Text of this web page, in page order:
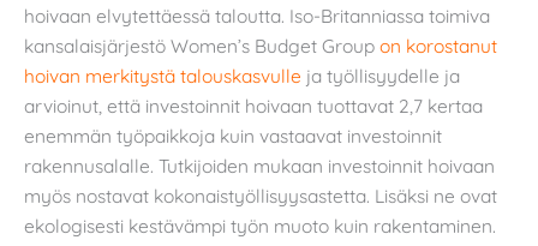
hoivaan elvytettäessä taloutta. Iso-Britanniassa toimiva
kansalaisjärjestö Women’s Budget Group on korostanut
hoivan merkitystä talouskasvulle ja työllisyydelle ja
arvioinut, että investoinnit hoivaan tuottavat 2,7 kertaa
enemmän työpaikkoja kuin vastaavat investoinnit
rakennusalalle. Tutkijoiden mukaan investoinnit hoivaan
myös nostavat kokonaistyöllisyysastetta. Lisäksi ne ovat
ekologisesti kestävämpi työn muoto kuin rakentaminen.